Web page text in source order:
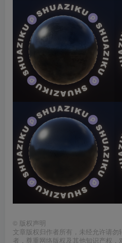
© 版权声明
文章版权归作者所有，未经允许请
者，尊重网络版权及其他知识产权